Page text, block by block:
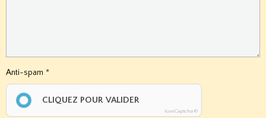
Anti-spam
CLIQUEZ POUR VALIDER
IconCaptcha ©